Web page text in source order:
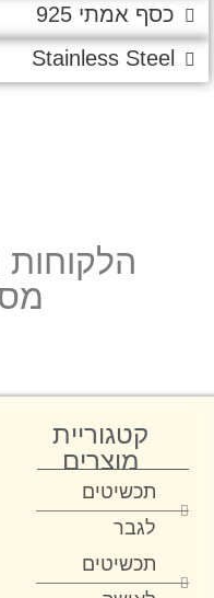
אמתי 925
Stainless
הלקוחות
קטגוריית
מוצרים
תכשיטים
תכשיטים